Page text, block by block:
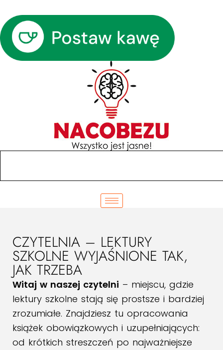
CZYTELNIA – LEKTURY
SZKOLNE WYJAŚNIONE TAK,
JAK TRZEBA
Witaj w naszej czytelni – miejscu, gdzie
lektury szkolne stają się prostsze i bardziej
zrozumiałe. Znajdziesz tu opracowania
książek obowiązkowych i uzupełniających:
od krótkich streszczeń po najważniejsze